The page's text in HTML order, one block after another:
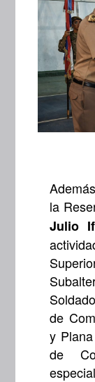
la
Julio
de
y
de